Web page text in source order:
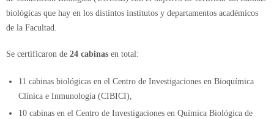
biológicas que hay en los distintos institutos y departamentos académicos
de la Facultad.
Se certificaron de 24 cabinas en total:
11 cabinas biológicas en el Centro de Investigaciones en Bioquímica
Clínica e Inmunología (CIBICI),
10 cabinas en el Centro de Investigaciones en Química Biológica de